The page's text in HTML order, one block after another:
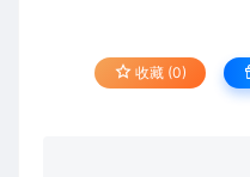
收藏 (0)